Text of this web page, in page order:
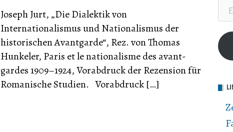
Joseph Jurt, „Die Dialektik von
Internationalismus und Nationalismus der
historischen Avantgarde“, Rez. von Thomas
Hunkeler, Paris et le nationalisme des avant-
gardes 1909–1924, Vorabdruck der Rezension für
Romanische Studien. Vorabdruck […]